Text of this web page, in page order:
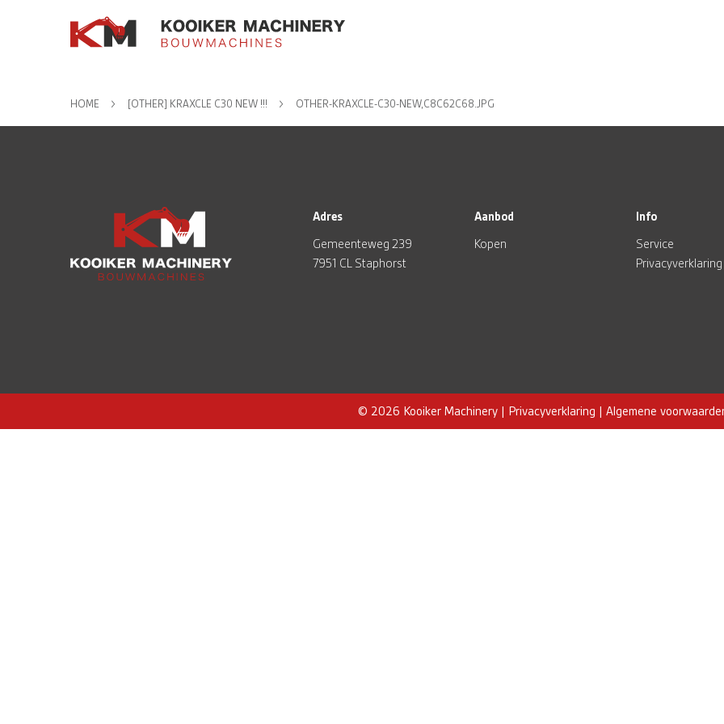
HOME [OTHER] KRAXCLE C30 NEW !!! OTHER-KRAXCLE-C30-NEW,C8C62C68.JPG
Adres
Gemeenteweg 239
7951 CL Staphorst
Aanbod
Kopen
Info
Service
Privacyverklaring
© 2026 Kooiker Machinery | Privacyverklaring | Algemene